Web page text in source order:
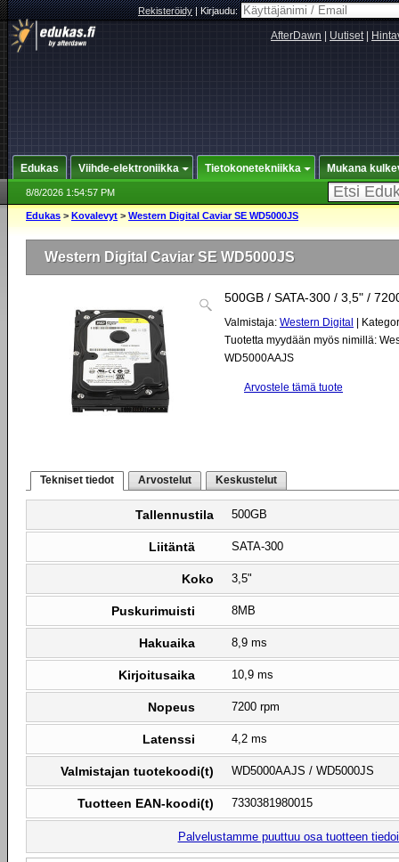
Rekisteröidy|Kirjaudu:
AfterDawn Uutiset|
Edukas Viihde-elektroniikka Tietokonetekniikka Mukana
8/8/2026 1:54:57 PM
Edukas > Kovalevyt > Western Digital Caviar SE WD5000JS
Western Digital Caviar SE WD5000JS
500GB / SATA-300 / 3,5" /
Valmistaja: Western Digital
|
Tuotetta myydään myös nimillä:
WD5000AAJS
Arvostele tämä tuote
Tekniset tiedot Arvostelut Keskustelut
Tallennustila 500GB
Liitäntä SATA-300
Koko 3,5"
Puskurimuisti 8MB
Hakuaika 8,9 ms
Kirjoitusaika 10,9 ms
Nopeus 7200 rpm
Latenssi 4,2 ms
Valmistajan tuotekoodi(t) WD5000AAJS / WD5000JS
Tuotteen EAN-koodi(t) 7330381980015
Palvelustamme puuttuu osa tuotteen